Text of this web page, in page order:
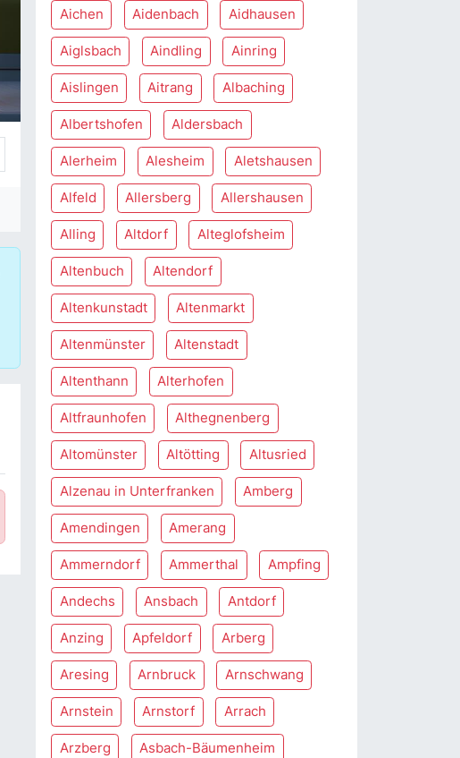
Aichen Aidenbach Aidhausen
Aiglsbach Aindling Ainring
Aislingen Aitrang Albaching
Albertshofen Aldersbach
Alerheim Alesheim Aletshausen
Alfeld Allersberg Allershausen
Alling Altdorf Alteglofsheim
Altenbuch Altendorf
Altenkunstadt Altenmarkt
Altenmünster Altenstadt
Altenthann Alterhofen
Altfraunhofen Althegnenberg
Altomünster Altötting Altusried
Alzenau in Unterfranken Amberg
Amendingen Amerang
Ammerndorf Ammerthal Ampfing
Andechs Ansbach Antdorf
Anzing Apfeldorf Arberg
Aresing Arnbruck Arnschwang
Arnstein Arnstorf Arrach
Arzberg Asbach-Bäumenheim